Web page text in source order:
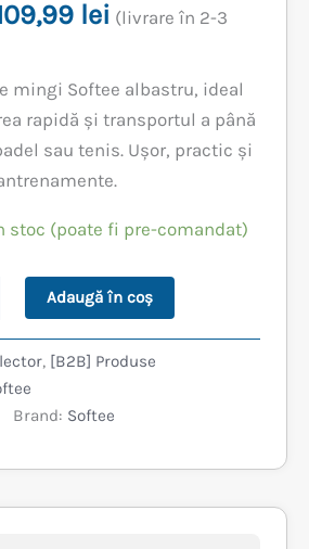
lei.
lei Prețul
este:
109,99 lei.
(livrare în 2-3
mingi Softee albastru, ideal
rapidă și transportul a până
sau tenis. Ușor, practic și
stoc (poate fi pre-comandat)
Adaugă în coș
, [B2B] Produse
Brand: Softee